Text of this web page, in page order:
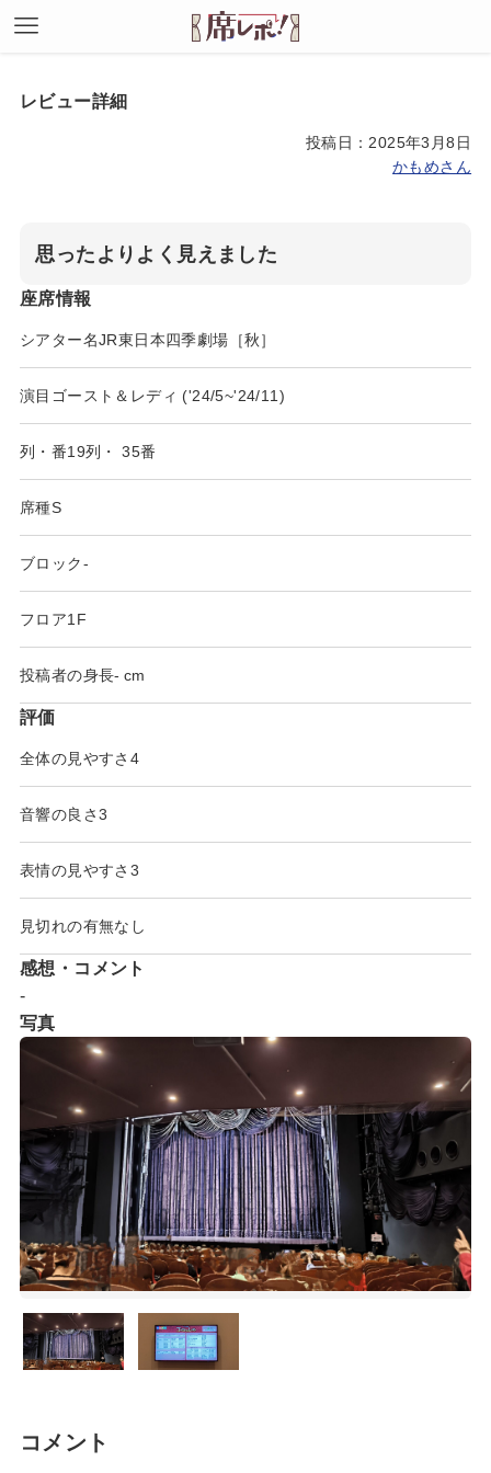
レビュー詳細
投稿日：2025年3月8日
かもめさん
思ったよりよく見えました
座席情報
シアター名JR東日本四季劇場［秋］
演目 ゴースト＆レディ ('24/5~'24/11)
列・番19列 ・35番
席種S
ブロック-
フロア1F
投稿者の身長-
評価
全体の見やすさ 4
音響の良さ3
表情の見やすさ 3
見切れの有無なし
感想・コメント
-
写真
コメント